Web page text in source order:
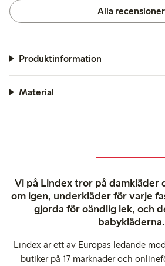
Alla recensioner
Produktinformation
Material
Vi på Lindex tror på damkläder
om igen, underkläder för varje
gjorda för oändlig lek, och
babykläderna.
Lindex är ett av Europas ledande
butiker på 17 marknader och